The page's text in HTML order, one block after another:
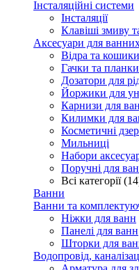
Інсталяційні системи
Інсталяції
Клавіші змиву
Аксесуари для
Відра та
Гачки та
Дозатори для
Йоржики для
Карнизи для
Килимки для
Косметичні
Мильниці
Набори
Поручні для
Всі категорії
Ванни
Ванни та
Ніжки для ванн
Панелі для ванн
Шторки для
Водопровід,